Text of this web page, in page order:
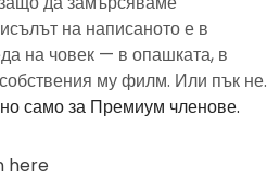
на написаното е в
на човек — в опашката, в
му филм. Или пък не.
само за Премиум членове.
here